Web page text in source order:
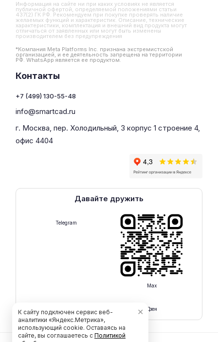
Информация на сайте ни при каких условиях не является
публичной офертой, определяемой положениями статьи
437(2) ГК РФ. Рекомендуем при покупке проверять наличие
желаемых функций и характеристик. Описание, технические
характеристики, комплектация и внешний вид продукта могут
отличаться от заявленных или могут быть изменены
производителем без предупреждения
*Компания Meta Platforms Inc. признана экстремистской
организацией, и ее деятельность запрещена на территории
РФ. WhatsApp является ее продуктом.
Контакты
+7 (499) 130-55-48
info@smartcad.ru
г. Москва, пер. Холодильный, 3 корпус 1 строение 4,
офис 4404
Давайте дружить
Telegram
Max
Дзен
К сайту подключен сервис веб-
аналитики «Яндекс.Метрика»,
использующий cookie. Оставаясь на
сайте, вы соглашаетесь с Политикой
✕